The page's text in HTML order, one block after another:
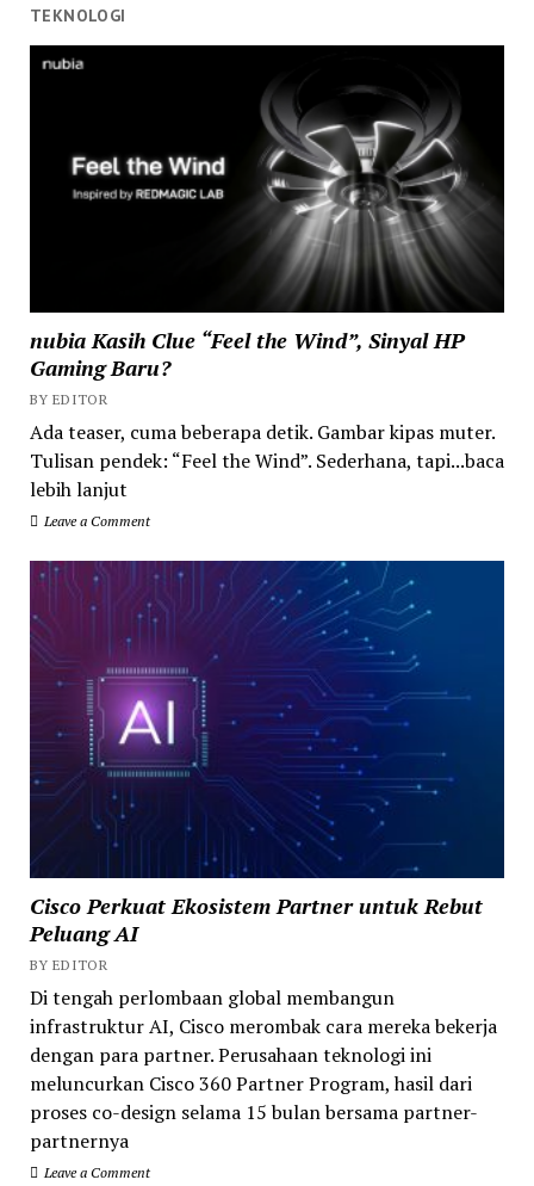
TEKNOLOGI
nubia Kasih Clue “Feel the Wind”, Sinyal HP
Gaming Baru?
BY EDITOR
Ada teaser, cuma beberapa detik. Gambar kipas muter.
Tulisan pendek: “Feel the Wind”. Sederhana, tapi...baca
lebih lanjut
Leave a Comment
Cisco Perkuat Ekosistem Partner untuk Rebut
Peluang AI
BY EDITOR
Di tengah perlombaan global membangun
infrastruktur AI, Cisco merombak cara mereka bekerja
dengan para partner. Perusahaan teknologi ini
meluncurkan Cisco 360 Partner Program, hasil dari
proses co-design selama 15 bulan bersama partner-
partnernya
Leave a Comment